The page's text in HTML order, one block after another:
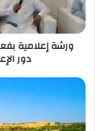
ورشة إعلامية
دور